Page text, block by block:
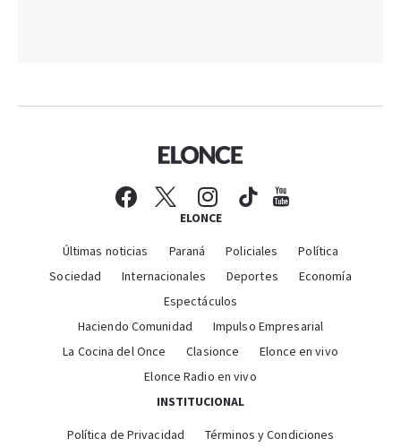
ELONCE
Últimas noticias Paraná Policiales
Política
Sociedad
Internacionales Deportes
Economía
Espectáculos
Haciendo Comunidad
Impulso Empresarial
La Cocina del Once
Clasionce
Elonce en vivo
Elonce Radio en vivo
INSTITUCIONAL
Política de Privacidad Términos y Condiciones